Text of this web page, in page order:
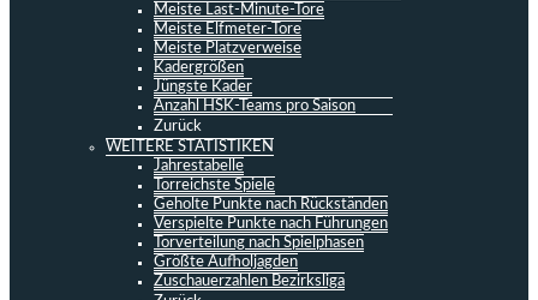
Meiste Last-Minute-Tore
Meiste Elfmeter-Tore
Meiste Platzverweise
Kadergrößen
Jüngste Kader
Anzahl HSK-Teams pro Saison
Zurück
WEITERE STATISTIKEN
Jahrestabelle
Torreichste Spiele
Geholte Punkte nach Rückständen
Verspielte Punkte nach Führungen
Torverteilung nach Spielphasen
Größte Aufholjagden
Zuschauerzahlen Bezirksliga